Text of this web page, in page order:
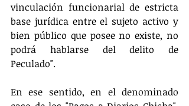
vinculación funcionarial de estricta
base jurídica entre el sujeto activo y
bien público que posee no existe, no
podrá hablarse del delito de
Peculado".
En ese sentido, en el denominado